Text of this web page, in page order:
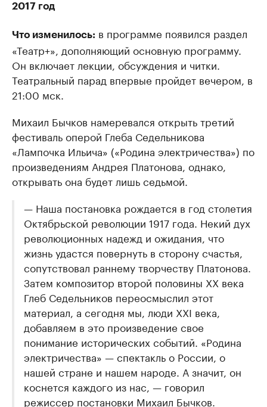
2017 год
Что изменилось: в программе появился раздел
«Театр+», дополняющий основную программу.
Он включает лекции, обсуждения и читки.
Театральный парад впервые пройдет вечером, в
21:00 мск.
Михаил Бычков намеревался открыть третий
фестиваль оперой Глеба Седельникова
«Лампочка Ильича» («Родина электричества») по
произведениям Андрея Платонова, однако,
открывать она будет лишь седьмой.
— Наша постановка рождается в год столетия
Октябрьской революции 1917 года. Некий дух
революционных надежд и ожидания, что
жизнь удастся повернуть в сторону счастья,
сопутствовал раннему творчеству Платонова.
Затем композитор второй половины XX века
Глеб Седельников переосмыслил этот
материал, а сегодня мы, люди XXI века,
добавляем в это произведение свое
понимание исторических событий. «Родина
электричества» — спектакль о России, о
нашей стране и нашем народе. А значит, он
коснется каждого из нас, — говорил
режиссер постановки Михаил Бычков.